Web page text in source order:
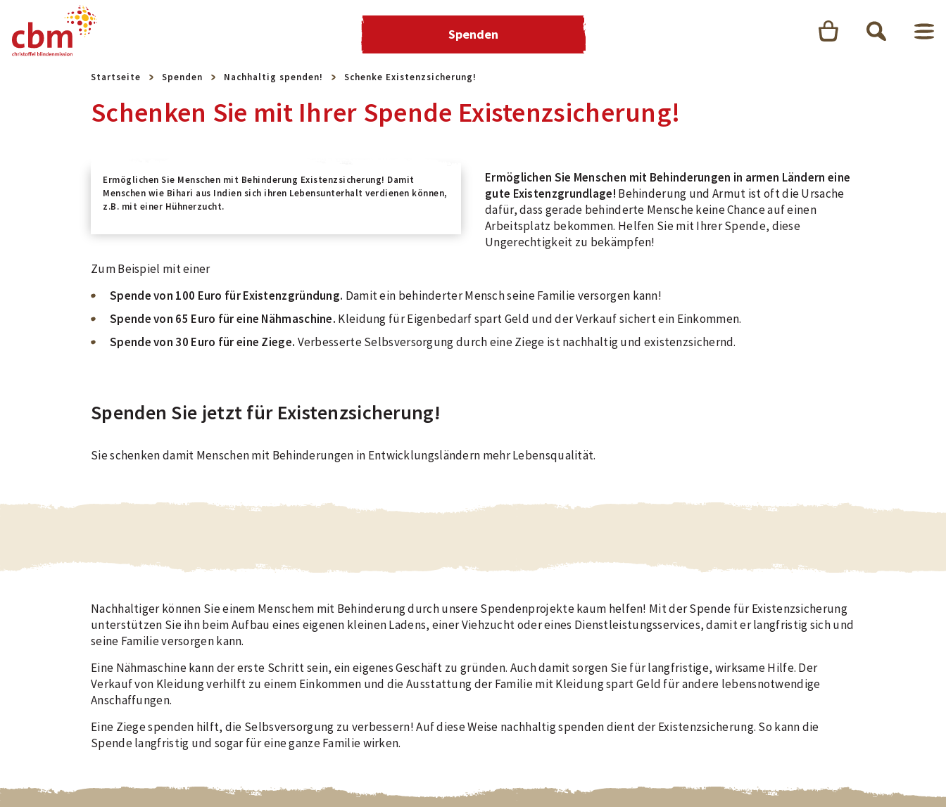
Spenden
Startseite Spenden Nachhaltig spenden! Schenke Existenzsicherung!
Schenken Sie mit Ihrer Spende Existenzsicherung!
Ermöglichen Sie Menschen mit Behinderung Existenzsicherung! Damit
Menschen wie Bihari aus Indien sich ihren Lebensunterhalt verdienen können,
z.B. mit einer Hühnerzucht.
Ermöglichen Sie Menschen mit Behinderungen in armen Ländern eine
gute Existenzgrundlage! Behinderung und Armut ist oft die Ursache
dafür, dass gerade behinderte Mensche keine Chance auf einen
Arbeitsplatz bekommen. Helfen Sie mit Ihrer Spende, diese
Ungerechtigkeit zu bekämpfen!
Zum Beispiel mit einer
Spende von 100 Euro für Existenzgründung. Damit ein behinderter Mensch seine Familie versorgen kann!
Spende von 65 Euro für eine Nähmaschine. Kleidung für Eigenbedarf spart Geld und der Verkauf sichert ein Einkommen.
Spende von 30 Euro für eine Ziege. Verbesserte Selbsversorgung durch eine Ziege ist nachhaltig und existenzsichernd.
Spenden Sie jetzt für Existenzsicherung!
Sie schenken damit Menschen mit Behinderungen in Entwicklungsländern mehr Lebensqualität.
Nachhaltiger können Sie einem Menschem mit Behinderung durch unsere Spendenprojekte kaum helfen! Mit der Spende für Existenzsicherung
unterstützen Sie ihn beim Aufbau eines eigenen kleinen Ladens, einer Viehzucht oder eines Dienstleistungsservices, damit er langfristig sich und
seine Familie versorgen kann.
Eine Nähmaschine kann der erste Schritt sein, ein eigenes Geschäft zu gründen. Auch damit sorgen Sie für langfristige, wirksame Hilfe. Der
Verkauf von Kleidung verhilft zu einem Einkommen und die Ausstattung der Familie mit Kleidung spart Geld für andere lebensnotwendige
Anschaffungen.
Eine Ziege spenden hilft, die Selbsversorgung zu verbessern! Auf diese Weise nachhaltig spenden dient der Existenzsicherung. So kann die
Spende langfristig und sogar für eine ganze Familie wirken.